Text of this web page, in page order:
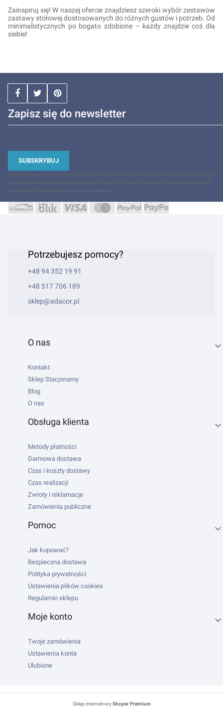
Zainspiruj się! W naszej ofercie znajdziesz szeroki wybór zestawów
zastawy stołowej dostosowanych do różnych gustów i potrzeb. Od
minimalistycznych po bogato zdobione – każdy znajdzie coś dla
siebie!
Zapisz się do newsletter
SUBSKRYBUJ
Administratorem danych osobowych jest "ADACOR" ADAM KORZENIOWSKI. Przetwarzamy je w
celu przesłania odpowiedzi na zapytanie. Więcej informacji dotyczących przetwarzania danych
osobowych znajduje się w
Potrzebujesz pomocy?
+48 94 352 19 91
+48 517 706 189
sklep@adacor.pl
Linki w stopce
O nas
Kontakt
Sklep Stacjonarny
Blog
O nas
Obsługa klienta
Metody płatności
Darmowa dostawa
Czas i koszty dostawy
Czas realizacji
Zwroty i reklamacje
Zamówienia publiczne
Pomoc
Jak kupować?
Bezpieczna dostawa
Polityka prywatności
Ustawienia plików cookies
Regulamin sklepu
Moje konto
Twoje zamówienia
Ustawienia konta
Ulubione
Sklep internetowyShoper Premium